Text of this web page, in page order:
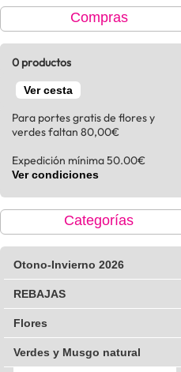
Compras
0 productos
Ver cesta
Para portes gratis de flores y
verdes faltan 80,00€
Expedición mínima 50.00€
Ver condiciones
Categorías
Otono-Invierno 2026
REBAJAS
Flores
Verdes y Musgo natural